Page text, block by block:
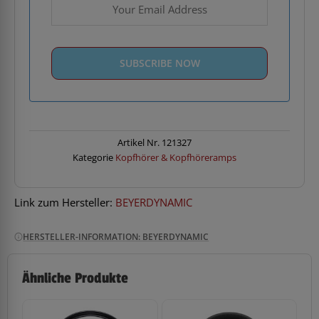
Artikel Nr. 121327
Kategorie Kopfhörer & Kopfhöreramps
Link zum Hersteller: BEYERDYNAMIC
HERSTELLER-INFORMATION: BEYERDYNAMIC
Ähnliche Produkte